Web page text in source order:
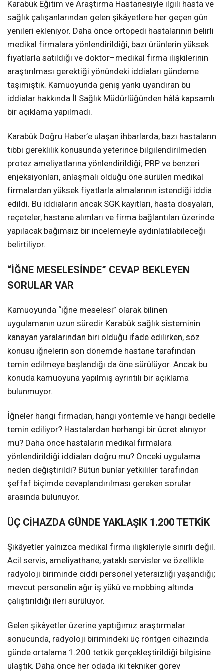
Karabük Eğitim ve Araştırma Hastanesiyle ilgili hasta ve
sağlık çalışanlarından gelen şikâyetlere her geçen gün
yenileri ekleniyor. Daha önce ortopedi hastalarının belirli
medikal firmalara yönlendirildiği, bazı ürünlerin yüksek
fiyatlarla satıldığı ve doktor–medikal firma ilişkilerinin
araştırılması gerektiği yönündeki iddiaları gündeme
taşımıştık. Kamuoyunda geniş yankı uyandıran bu
iddialar hakkında İl Sağlık Müdürlüğünden hâlâ kapsamlı
bir açıklama yapılmadı.
Karabük Doğru Haber’e ulaşan ihbarlarda, bazı hastaların
tıbbi gereklilik konusunda yeterince bilgilendirilmeden
protez ameliyatlarına yönlendirildiği; PRP ve benzeri
enjeksiyonları, anlaşmalı olduğu öne sürülen medikal
firmalardan yüksek fiyatlarla almalarının istendiği iddia
edildi. Bu iddiaların ancak SGK kayıtları, hasta dosyaları,
reçeteler, hastane alımları ve firma bağlantıları üzerinde
yapılacak bağımsız bir incelemeyle aydınlatılabileceği
belirtiliyor.
“İĞNE MESELESİNDE” CEVAP BEKLEYEN
SORULAR VAR
Kamuoyunda “iğne meselesi” olarak bilinen
uygulamanın uzun süredir Karabük sağlık sisteminin
kanayan yaralarından biri olduğu ifade edilirken, söz
konusu iğnelerin son dönemde hastane tarafından
temin edilmeye başlandığı da öne sürülüyor. Ancak bu
konuda kamuoyuna yapılmış ayrıntılı bir açıklama
bulunmuyor.
İğneler hangi firmadan, hangi yöntemle ve hangi bedelle
temin ediliyor? Hastalardan herhangi bir ücret alınıyor
mu? Daha önce hastaların medikal firmalara
yönlendirildiği iddiaları doğru mu? Önceki uygulama
neden değiştirildi? Bütün bunlar yetkililer tarafından
şeffaf biçimde cevaplandırılması gereken sorular
arasında bulunuyor.
ÜÇ CİHAZDA GÜNDE YAKLAŞIK 1.200 TETKİK
Şikâyetler yalnızca medikal firma ilişkileriyle sınırlı değil.
Acil servis, ameliyathane, yataklı servisler ve özellikle
radyoloji biriminde ciddi personel yetersizliği yaşandığı;
mevcut personelin ağır iş yükü ve mobbing altında
çalıştırıldığı ileri sürülüyor.
Gelen şikâyetler üzerine yaptığımız araştırmalar
sonucunda, radyoloji birimindeki üç röntgen cihazında
günde ortalama 1.200 tetkik gerçekleştirildiği bilgisine
ulaştık. Daha önce her odada iki tekniker görev